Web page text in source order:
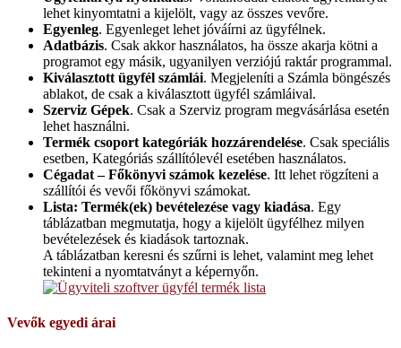
lehet kinyomtatni a kijelölt, vagy az összes vevőre.
Egyenleg. Egyenleget lehet jóváírni az ügyfélnek.
Adatbázis. Csak akkor használatos, ha össze akarja kötni a
programot egy másik, ugyanilyen verziójú raktár programmal.
Kiválasztott ügyfél számlái. Megjeleníti a Számla böngészés
ablakot, de csak a kiválasztott ügyfél számláival.
Szerviz Gépek. Csak a Szerviz program megvásárlása esetén
lehet használni.
Termék csoport kategóriák hozzárendelése. Csak speciális
esetben, Kategóriás szállítólevél esetében használatos.
Cégadat – Főkönyvi számok kezelése. Itt lehet rögzíteni a
szállítói és vevői főkönyvi számokat.
Lista: Termék(ek) bevételezése vagy kiadása. Egy
táblázatban megmutatja, hogy a kijelölt ügyfélhez milyen
bevételezések és kiadások tartoznak.
A táblázatban keresni és szűrni is lehet, valamint meg lehet
tekinteni a nyomtatványt a képernyőn.
Vevők egyedi árai